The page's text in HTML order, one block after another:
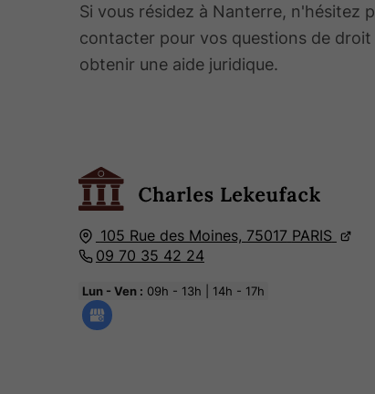
Si vous résidez à Nanterre, n'hésitez
contacter pour vos questions de
obtenir une aide juridique.
105 Rue des Moines, 75017 PARIS
09 70 35 42 24
Lun - Ven : 09h - 13h | 14h - 17h